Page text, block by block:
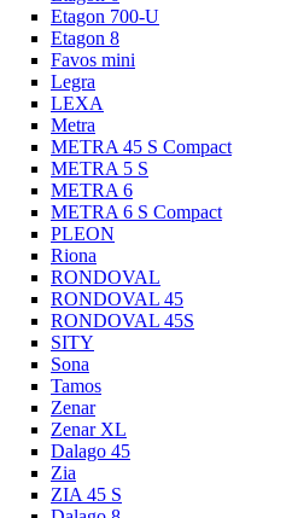
Etagon 700-U
Etagon 8
Favos mini
Legra
LEXA
Metra
METRA 45 S Compact
METRA 5 S
METRA 6
METRA 6 S Compact
PLEON
Riona
RONDOVAL
RONDOVAL 45
RONDOVAL 45S
SITY
Sona
Tamos
Zenar
Zenar XL
Dalago 45
Zia
ZIA 45 S